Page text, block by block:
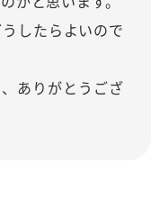
したらよいので
ありがとうござ